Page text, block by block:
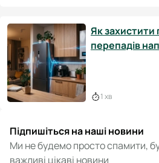
Як захистити
перепадів
1 хв
Підпишіться на наші новини
Ми не будемо просто спамити,
важливі цікаві новини